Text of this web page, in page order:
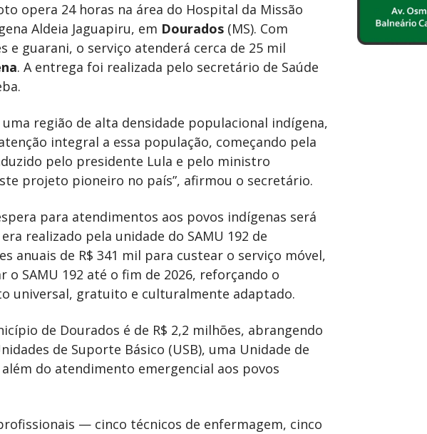
opera 24 horas na área do Hospital da Missão
Aldeia Jaguapiru, em Dourados (MS). Com
guarani, o serviço atenderá cerca de 25 mil
. A entrega foi realizada pelo secretário de Saúde
região de alta densidade populacional indígena,
integral a essa população, começando pela
pelo presidente Lula e pelo ministro
projeto pioneiro no país”, afirmou o secretário.
para atendimentos aos povos indígenas será
realizado pela unidade do SAMU 192 de
anuais de R$ 341 mil para custear o serviço móvel,
SAMU 192 até o fim de 2026, reforçando o
universal, gratuito e culturalmente adaptado.
de Dourados é de R$ 2,2 milhões, abrangendo
de Suporte Básico (USB), uma Unidade de
do atendimento emergencial aos povos
— cinco técnicos de enfermagem, cinco